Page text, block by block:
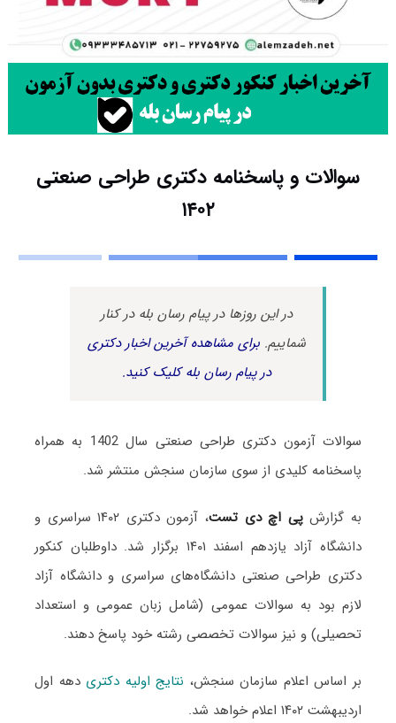
سوالات و پاسخنامه دکتری طراحی صنعتی
۱۴۰۲
در این روزها در پیام رسان بله در کنار
شماییم.برای مشاهده آخرین اخبار دکتری
در پیام رسان بله کلیک کنید.
سوالات آزمون دکتری طراحی صنعتی سال 1402 به همراه
پاسخنامه کلیدی از سوی سازمان سنجش منتشر شد.
به گزارشپی اچ دی تست
، آزمون دکتری ۱۴۰۲ سراسری و
دانشگاه آزاد یازدهم اسفند ۱۴۰۱ برگزار شد. داوطلبان کنکور
دکتری طراحی صنعتی دانشگاه‌های سراسری و دانشگاه آزاد
لازم بود به سوالات عمومی (شامل زبان عمومی و استعداد
تحصیلی) و نیز سوالات تخصصی رشته خود پاسخ دهند.
بر اساس اعلام سازمان سنجش، نتایج اولیه دکتری دهه اول
اردیبهشت ۱۴۰۲ اعلام خواهد شد.